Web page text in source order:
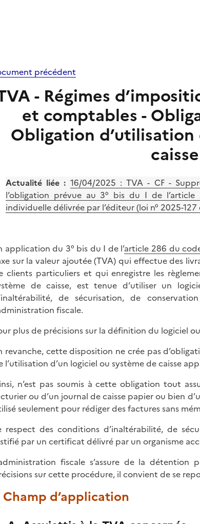
précédent
- Régimes
et comptables -
Obligation
Actualité liée : 16/04/2025 : TVA - CF -
l’obligation prévue au 3° bis du I de
individuelle délivrée par l’éditeur (loi n° 2025-
application du 3° bis du I de l’article 286 du
sur la valeur ajoutée (TVA) qui effectue des
clients particuliers et qui enregistre les
de caisse, est tenue d’utiliser un
de sécurisation, de
fiscale.
plus de précisions sur la définition du logiciel
revanche, cette disposition ne crée pas
l’utilisation d’un logiciel ou système de caisse
n’est pas soumis à cette obligation tout
ou d’un journal de caisse papier ou bien
seulement pour rédiger des factures sans
respect des conditions d’inaltérabilité, de
par un certificat délivré par un organisme
fiscale s’assure de la
sur cette procédure, il convient de se
Champ d’application